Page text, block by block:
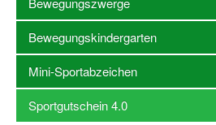
Stellenangebote SSB Dortmund
Vereine
Vereinssuche
Übungsleiterbörse
Bewegungskindergarten
Mini-Sportabzeichen
Sportgutschein 4.0